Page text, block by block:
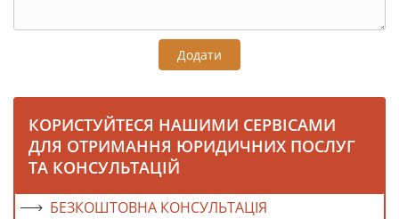
Додати
КОРИСТУЙТЕСЯ НАШИМИ СЕРВІСАМИ
ДЛЯ ОТРИМАННЯ ЮРИДИЧНИХ ПОСЛУГ
ТА КОНСУЛЬТАЦІЙ
БЕЗКОШТОВНА КОНСУЛЬТАЦІЯ